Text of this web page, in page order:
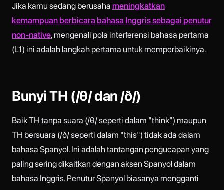
Jika kamu sedang berusaha meningkatkan
kemampuan berbicara bahasa Inggris sebagai penutur
non-native, mengenali pola interferensi bahasa pertama
(L1) ini adalah langkah pertama untuk memperbaikinya.
Bunyi TH (/θ/ dan /ð/)
Baik TH tanpa suara (/θ/ seperti dalam "think") maupun
TH bersuara (/ð/ seperti dalam "this") tidak ada dalam
bahasa Spanyol. Ini adalah tantangan pengucapan yang
paling sering dikaitkan dengan aksen Spanyol dalam
bahasa Inggris. Penutur Spanyol biasanya mengganti